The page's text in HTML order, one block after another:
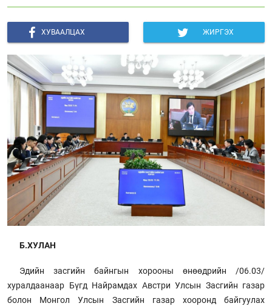
ХУВААЛЦАХ ЖИРГЭХ
Б.ХУЛАН
Эдийн засгийн байнгын хорооны өнөөдрийн /06.03/
хуралдаанаар Бүгд Найрамдах Австри Улсын Засгийн газар
болон Монгол Улсын Засгийн газар хооронд байгуулах